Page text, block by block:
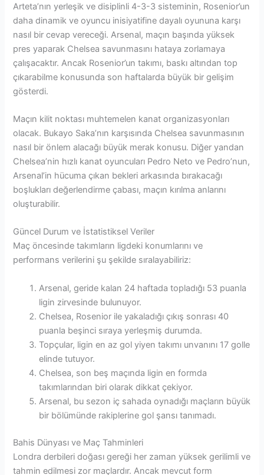
Arteta’nın yerleşik ve disiplinli 4-3-3 sisteminin, Rosenior’un
daha dinamik ve oyuncu inisiyatifine dayalı oyununa karşı
nasıl bir cevap vereceği. Arsenal, maçın başında yüksek
pres yaparak Chelsea savunmasını hataya zorlamaya
çalışacaktır. Ancak Rosenior’un takımı, baskı altından top
çıkarabilme konusunda son haftalarda büyük bir gelişim
gösterdi.
Maçın kilit noktası muhtemelen kanat organizasyonları
olacak. Bukayo Saka’nın karşısında Chelsea savunmasının
nasıl bir önlem alacağı büyük merak konusu. Diğer yandan
Chelsea’nin hızlı kanat oyuncuları Pedro Neto ve Pedro’nun,
Arsenal’in hücuma çıkan bekleri arkasında bırakacağı
boşlukları değerlendirme çabası, maçın kırılma anlarını
oluşturabilir.
Güncel Durum ve İstatistiksel Veriler
Maç öncesinde takımların ligdeki konumlarını ve
performans verilerini şu şekilde sıralayabiliriz:
Arsenal, geride kalan 24 haftada topladığı 53 puanla
ligin zirvesinde bulunuyor.
Chelsea, Rosenior ile yakaladığı çıkış sonrası 40
puanla beşinci sıraya yerleşmiş durumda.
Topçular, ligin en az gol yiyen takımı unvanını 17 golle
elinde tutuyor.
Chelsea, son beş maçında ligin en formda
takımlarından biri olarak dikkat çekiyor.
Arsenal, bu sezon iç sahada oynadığı maçların büyük
bir bölümünde rakiplerine gol şansı tanımadı.
Bahis Dünyası ve Maç Tahminleri
Londra derbileri doğası gereği her zaman yüksek gerilimli ve
tahmin edilmesi zor maçlardır. Ancak mevcut form